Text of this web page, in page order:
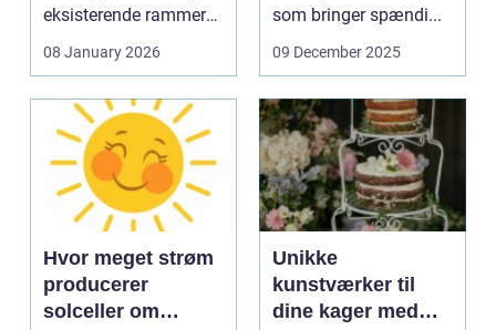
eksisterende rammer
08 January 2026
som bringer spændi...
09 December 2025
Hvor meget strøm
producerer
solceller om
Unikke
kunstværker til
dine kager med